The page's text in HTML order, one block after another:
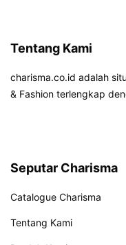
Tentang Kami
charisma.co.id adalah
& Fashion terlengkap
Seputar Charisma
Catalogue Charisma
Tentang Kami